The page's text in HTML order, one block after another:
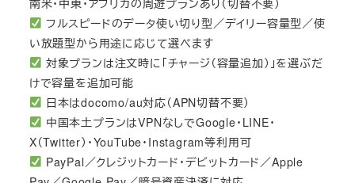
フルスピードのデータ使い切り型／デイリー容量型／使
い放題型から用途に応じて選べます
対象プランは注文時に「チャージ（容量追加）」を選ぶだ
けで容量を追加可能
日本はdocomo/au対応（APN切替不要）
中国本土プランはVPNなしでGoogle・LINE・
X（Twitter）・YouTube・Instagram等利用可
PayPal／クレジットカード・デビットカード／Apple